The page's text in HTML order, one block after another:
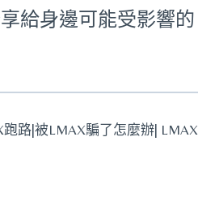
給身邊可能受影響的
路|被LMAX騙了怎麼辦| LMAX